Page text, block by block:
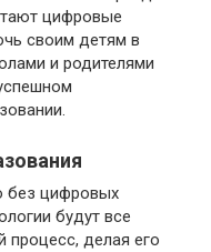
цифровые
своим детям в
и родителями
без цифровых
будут все
процесс, делая его